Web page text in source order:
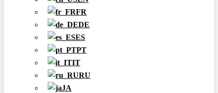
FR
DE
ES
PT
IT
RU
JA